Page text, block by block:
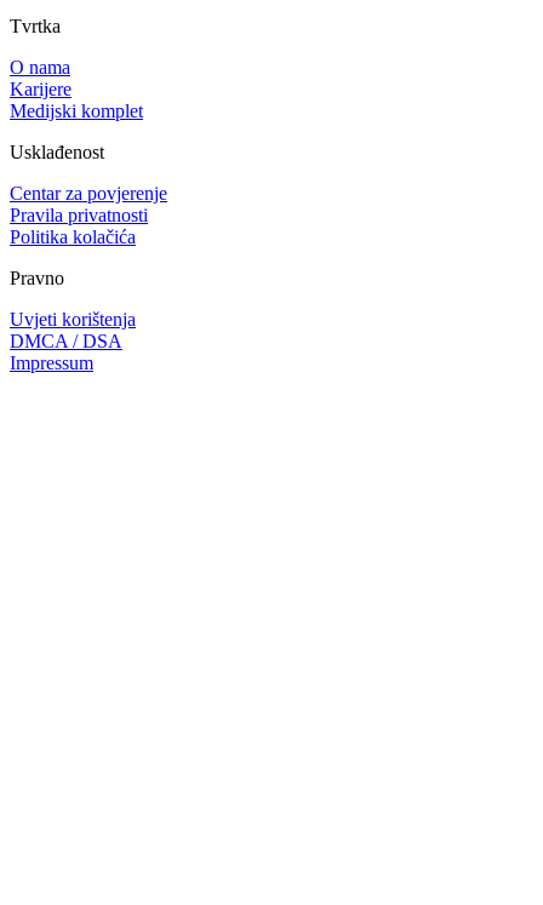
Tvrtka
O nama
Karijere
Medijski komplet
Usklađenost
Centar za povjerenje
Pravila privatnosti
Politika kolačića
Pravno
Uvjeti korištenja
DMCA / DSA
Impressum